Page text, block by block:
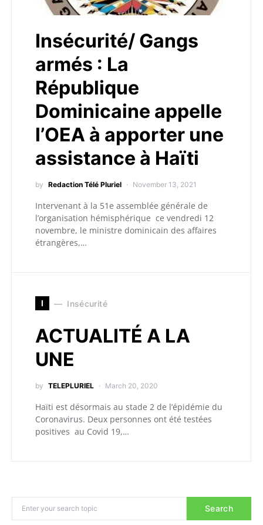
Insécurité/ Gangs
armés : La
République
Dominicaine appelle
l’OEA à apporter une
assistance à Haïti
by Redaction Télé Pluriel November 13, 2021
Intervenant à la 51e assemblée générale de
l’organisation hémisphérique ce vendredi 12
novembre, le ministre dominicain des affaires
étrangères,…
I Insécurité
ACTUALITÉ A LA
UNE
by TELEPLURIEL March 20, 2020
Haïti est désormais au stade 2 de l’épidémie du
Coronavirus. Deux personnes ont été testées
positives au Covid 19,…
Search